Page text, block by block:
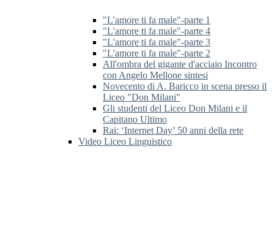
"L'amore ti fa male"-parte 1
"L'amore ti fa male"-parte 4
"L'amore ti fa male"-parte 3
"L'amore ti fa male"-parte 2
All'ombra del gigante d'acciaio Incontro
con Angelo Mellone sintesi
Novecento di A. Baricco in scena presso il
Liceo "Don Milani"
Gli studenti del Liceo Don Milani e il
Capitano Ultimo
Rai: ‘Internet Day’ 50 anni della rete
Video Liceo Linguistico